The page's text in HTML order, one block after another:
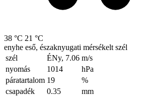
38 °C 21 °C
enyhe eső, északnyugati mérsékelt szél
szél
ÉNy, 7.06 m/s
nyomás
1014
hPa
páratartalom 19
%
csapadék
0.35
mm